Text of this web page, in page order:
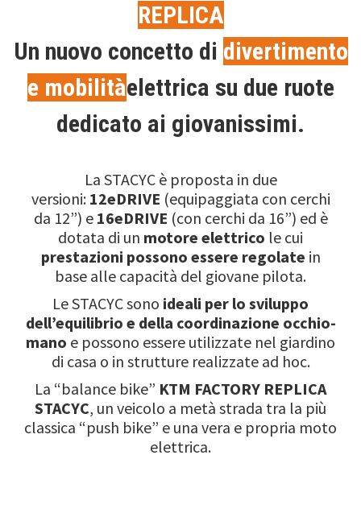
REPLICA
Un nuovo concetto di divertimento
e mobilitàelettrica su due ruote
dedicato ai giovanissimi.
La STACYC è proposta in due
versioni: 12eDRIVE (equipaggiata con cerchi
da 12”) e 16eDRIVE (con cerchi da 16”) ed è
dotata di un motore elettrico le cui
prestazioni possono essere regolate in
base alle capacità del giovane pilota.
Le STACYC sono ideali per lo sviluppo
dell’equilibrio e della coordinazione occhio-
mano e possono essere utilizzate nel giardino
di casa o in strutture realizzate ad hoc.
La “balance bike” KTM FACTORY REPLICA
STACYC, un veicolo a metà strada tra la più
classica “push bike” e una vera e propria moto
elettrica.